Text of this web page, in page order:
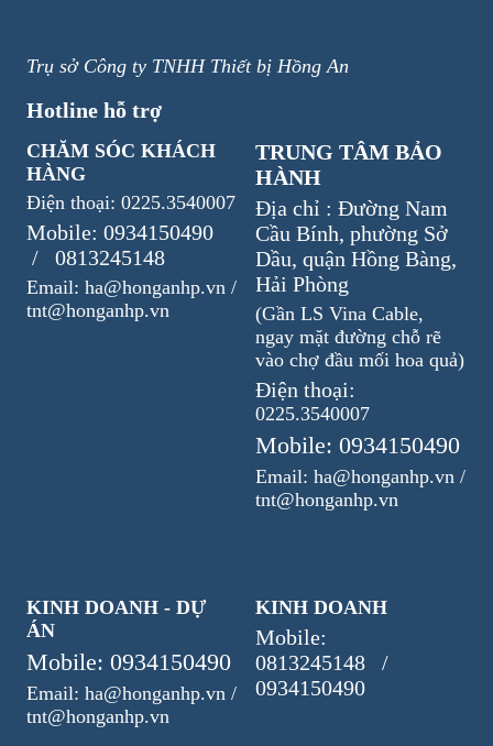
Trụ sở Công ty TNHH Thiết bị Hồng An
Hotline hỗ trợ
CHĂM SÓC KHÁCH
HÀNG
Điện thoại: 0225.3540007
Mobile: 0934150490
/ 0813245148
Email: ha@honganhp.vn /
tnt@honganhp.vn
TRUNG TÂM BẢO
HÀNH
Địa chỉ : Đường Nam
Cầu Bính, phường Sở
Dầu, quận Hồng Bàng,
Hải Phòng
(Gần LS Vina Cable,
ngay mặt đường chỗ rẽ
vào chợ đầu mối hoa quả)
Điện thoại:
0225.3540007
Mobile: 0934150490
Email: ha@honganhp.vn /
tnt@honganhp.vn
KINH DOANH - DỰ
ÁN
Mobile: 0934150490
Email: ha@honganhp.vn /
tnt@honganhp.vn
KINH DOANH
Mobile:
0813245148 /
0934150490